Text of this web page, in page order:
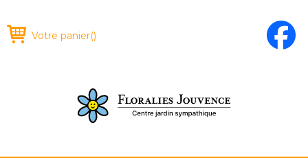
Votre panier()